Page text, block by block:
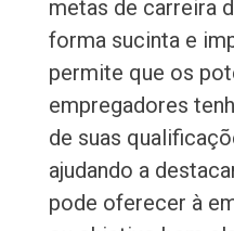
metas de carreira
forma sucinta e
permite que os
empregadores
de suas
ajudando a
pode oferecer à